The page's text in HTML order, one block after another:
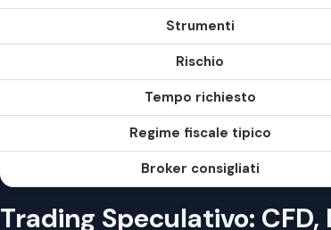
Strumenti
Rischio
Tempo richiesto
Regime fiscale tipico
Broker consigliati
Trading Speculativo: CFD,